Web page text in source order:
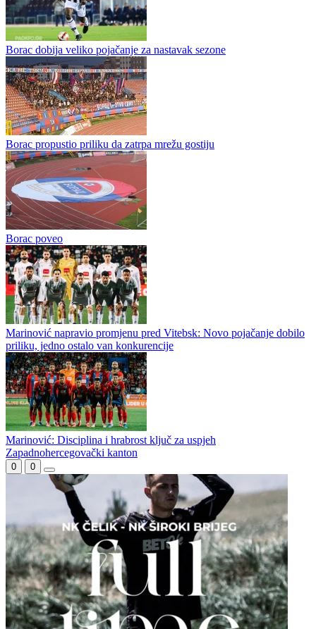
Borac - Velež i Zrinjski - Čelik večeras zaključuju prvo kolo WWin
lige
Prvi prvenstveni vikend u novoj sezoni WWin lige BiH biće
završen večeras u Banjoj Luci i Mostaru, gdje su na programu dva
zanimljiva duela. Na Gradskom stadionu Borac...
Borac dobija veliko pojačanje za nastavak sezone
Borac propustio priliku da zatrpa mrežu gostiju
Borac poveo
Marinović napravio promjenu pred Vitebsk: Novo pojačanje dobilo
priliku, jedno ostalo van konkurencije